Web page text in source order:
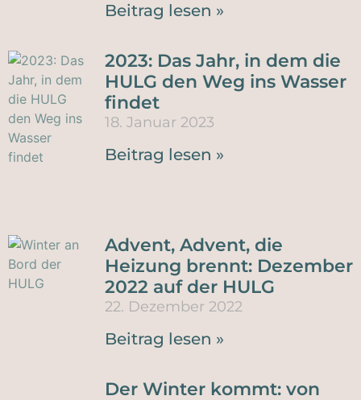
Beitrag lesen »
2023: Das Jahr, in dem die
HULG den Weg ins Wasser
findet
18. Januar 2023
Beitrag lesen »
Advent, Advent, die
Heizung brennt: Dezember
2022 auf der HULG
22. Dezember 2022
Beitrag lesen »
Der Winter kommt: von